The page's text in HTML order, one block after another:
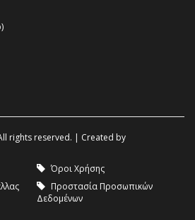
rights reserved. | Created by
Όροι Χρήσης
Προστασία Προσωπικών
Δεδομένων